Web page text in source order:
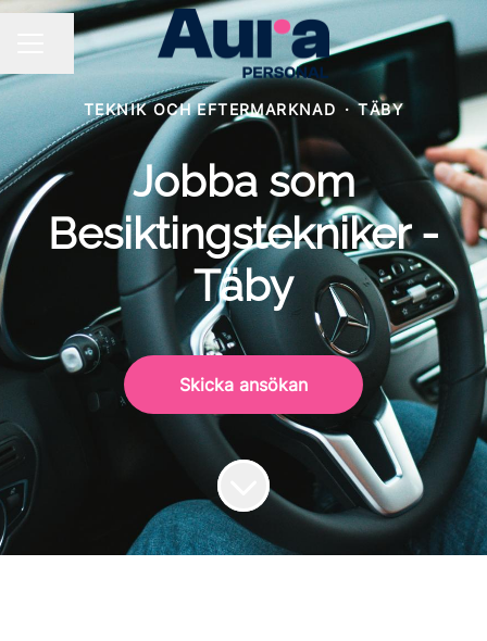
KARRIÄRMENY
Dela sidan
TEKNIK OCH EFTERMARKNAD · TÄBY
Jobba som
Besiktingstekniker -
Täby
Skicka ansökan